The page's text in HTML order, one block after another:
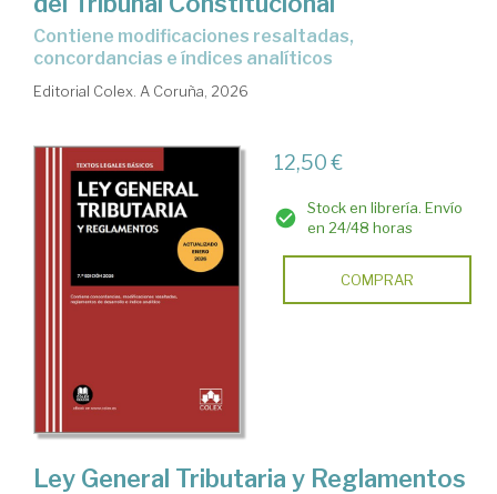
Contiene modificaciones resaltadas,
concordancias e índices analíticos
Editorial Colex. A Coruña, 2026
12,50 €
Stock en librería. Envío
en 24/48 horas
COMPRAR
Ley General Tributaria y Reglamentos